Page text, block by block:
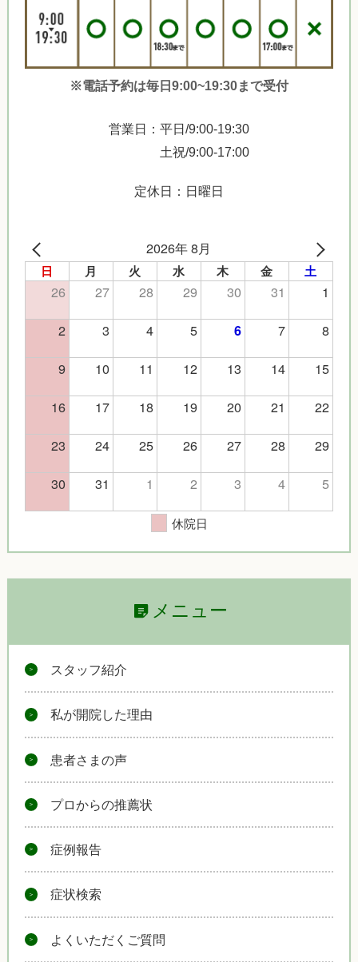
※電話予約は毎日9:00~19:30まで受付
営業日：平日/9:00-19:30
土祝/9:00-17:00
定休日：日曜日
2026年 8月
日 月 火 水 木 金 土
26 27 28 29 30 31
1
2
3 4 5 6 7
8
9
10 11 12 13 14
15
16
17 18 19 20 21
22
23
24 25 26 27 28
29
30
31 1 2 3 4 5
休院日
メニュー
スタッフ紹介
私が開院した理由
患者さまの声
プロからの推薦状
症例報告
症状検索
よくいただくご質問